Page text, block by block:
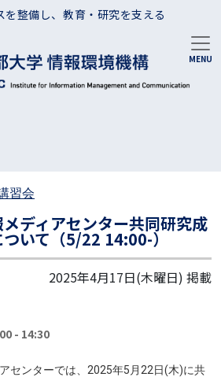
整備し、教育・研究を支える
習会
ディアセンター共同研究成
ついて（5/22 14:00-）
2025年4月17日(木曜日) 掲載
- 14:30
センターでは、2025年5月22日(木)に共